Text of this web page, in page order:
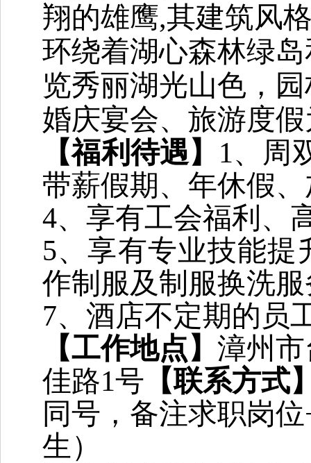
翔的雄鹰,其建筑风
环绕着湖心森林绿
览秀丽湖光山色，
婚庆宴会、旅游度
【福利待遇】 1、周
带薪假期 、年休假
4、 享有工会福利、
5、享有专业技能提
作制服及制服换洗
7、 酒店不定期的员
【工作地点】 漳州
佳路1号 【联系方式
同号， 备注求职岗位
生）